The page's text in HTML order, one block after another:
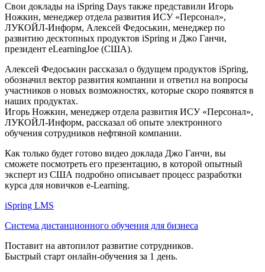
Свои доклады на iSpring Days также представили Игорь
Ножкин, менеджер отдела развития ИСУ «Персонал»,
ЛУКОЙЛ-Информ, Алексей Федоськин, менеджер по
развитию десктопных продуктов iSpring и Джо Ганчи,
президент eLearningJoe (США).
Алексей Федоськин рассказал о будущем продуктов iSpring,
обозначил вектор развития компании и ответил на вопросы
участников о новых возможностях, которые скоро появятся в
наших продуктах.
Игорь Ножкин, менеджер отдела развития ИСУ «Персонал»,
ЛУКОЙЛ-Информ, рассказал об опыте электронного
обучения сотрудников нефтяной компании.
Как только будет готово видео доклада Джо Ганчи, вы
сможете посмотреть его презентацию, в которой опытный
эксперт из США подробно описывает процесс разработки
курса для новичков e-Learning.
iSpring LMS
Система дистанционного обучения для бизнеса
Поставит на автопилот развитие сотрудников.
Быстрый старт онлайн‑обучения за 1 день.